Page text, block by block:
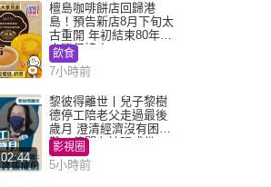
檀島咖啡餅店回歸港
島！預告新店8月下旬太
古重開 年初結束80年歷
史灣仔總店
飲食
7小時前
02:44
黎彼得離世丨兒子黎樹
德停工陪老父走過最後
歲月 澄清經濟沒有困
難：傳聞有誇張成份
影視圈
5小時前